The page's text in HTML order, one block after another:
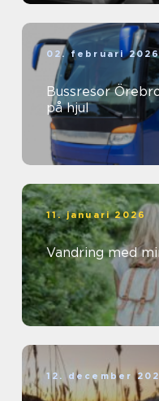
02. februari
Bussresor Örebro bekväma
på hjul
11. januari 2026
Vandring med
12. december